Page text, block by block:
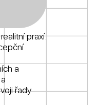
praxí.
a
řady